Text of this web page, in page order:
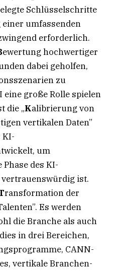
Schlüsselschritte
umfassenden
erforderlich.
ewertung hochwertiger
dabei geholfen,
zu
große Rolle spielen
die „Kalibrierung von
vertikalen Daten”
KI-
um
des KI-
ist.
ransformation der
Es werden
die Branche als auch
in drei Bereichen,
CANN-
vertikale Branchen-